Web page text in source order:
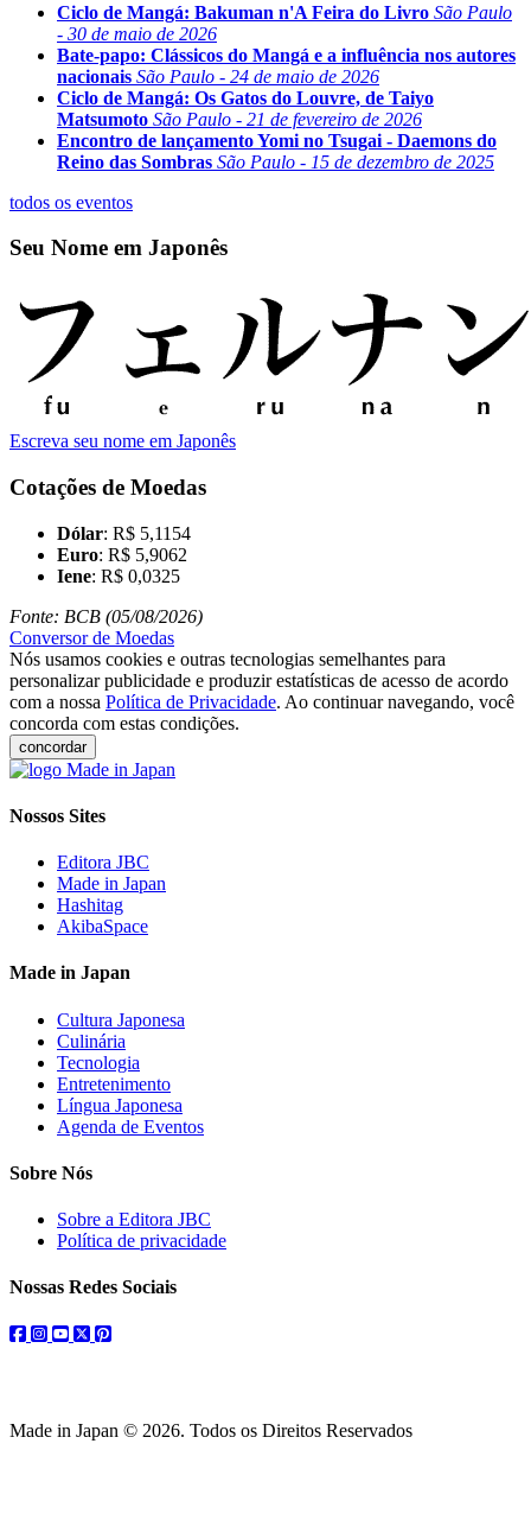
Ciclo de Mangá: Bakuman n'A Feira do Livro São Paulo
- 30 de maio de 2026
Bate-papo: Clássicos do Mangá e a influência nos autores
nacionais São Paulo - 24 de maio de 2026
Ciclo de Mangá: Os Gatos do Louvre, de Taiyo
Matsumoto São Paulo - 21 de fevereiro de 2026
Encontro de lançamento Yomi no Tsugai - Daemons do
Reino das Sombras São Paulo - 15 de dezembro de 2025
todos os eventos
Seu Nome em Japonês
Escreva seu nome em Japonês
Cotações de Moedas
Dólar: R$ 5,1154
Euro: R$ 5,9062
Iene: R$ 0,0325
Fonte: BCB (05/08/2026)
Conversor de Moedas
Nós usamos cookies e outras tecnologias semelhantes para
personalizar publicidade e produzir estatísticas de acesso de acordo
com a nossa Política de Privacidade. Ao continuar navegando, você
concorda com estas condições.
concordar
Nossos Sites
Editora JBC
Made in Japan
Hashitag
AkibaSpace
Made in Japan
Cultura Japonesa
Culinária
Tecnologia
Entretenimento
Língua Japonesa
Agenda de Eventos
Sobre Nós
Sobre a Editora JBC
Política de privacidade
Nossas Redes Sociais
facebook
instagram
youtube
twitterpinterest
Made in Japan © 2026. Todos os Direitos Reservados